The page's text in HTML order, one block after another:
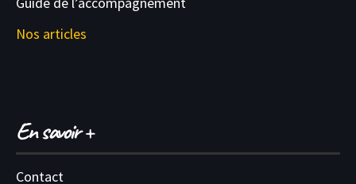
Nos articles
En savoir +
Contact